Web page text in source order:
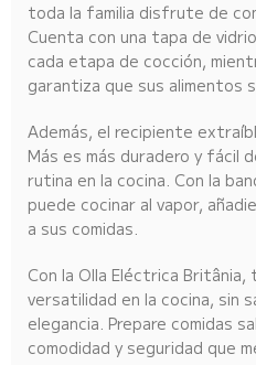
toda la familia disfrute de
Cuenta con una tapa de
cada etapa de cocción,
garantiza que sus alimentos
Además, el recipiente
Más es más duradero y fácil
rutina en la cocina. Con la
puede cocinar al vapor,
a sus comidas.
Con la Olla Eléctrica
versatilidad en la cocina, sin
elegancia. Prepare comidas
comodidad y seguridad que